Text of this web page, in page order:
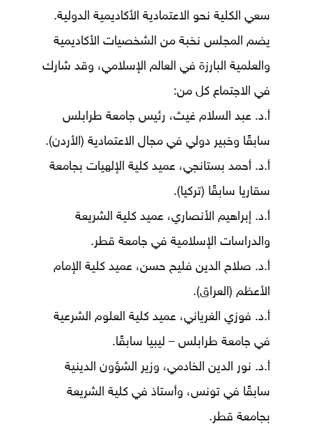
سعي الكلية نحو الاعتمادية الأكاديمية الدولية.
يضم المجلس نخبة من الشخصيات الأكاديمية
والعلمية البارزة في العالم الإسلامي، وقد شارك
في الاجتماع كل من:
أ.د. عبد السلام غيث، رئيس جامعة طرابلس
سابقًا وخبير دولي في مجال الاعتمادية (الأردن).
أ.د. أحمد بستانجي، عميد كلية الإلهيات بجامعة
سقاريا سابقًا (تركيا).
أ.د. إبراهيم الأنصاري، عميد كلية الشريعة
والدراسات الإسلامية في جامعة قطر.
أ.د. صلاح الدين فليح حسن، عميد كلية الإمام
الأعظم (العراق).
أ.د. فوزي الغرياني، عميد كلية العلوم الشرعية
في جامعة طرابلس – ليبيا سابقًا.
أ.د. نور الدين الخادمي، وزير الشؤون الدينية
سابقًا في تونس، وأستاذ في كلية الشريعة
بجامعة قطر.